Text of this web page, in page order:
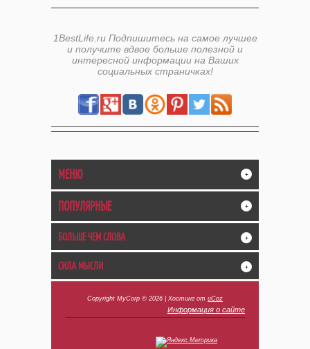
1BestLife.ru Подпишитесь на самое лучшее
и получите вдвое больше полезной и
интересной информации на Ваших
социальных страничках!
МЕНЮ +
ПОПУЛЯРНЫЕ +
БОЛЬШЕ ЧЕМ СЛОВА +
СИЛА МЫСЛИ +
Copyright MyCorp © 2026 Хостинг от uCoz
Информация о сайте